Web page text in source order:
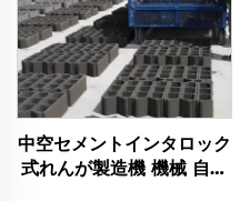
中空セメントインタロック
式れんが製造機 機械 自動